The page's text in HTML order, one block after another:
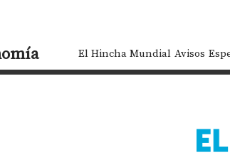
El Hincha Mundial Avisos